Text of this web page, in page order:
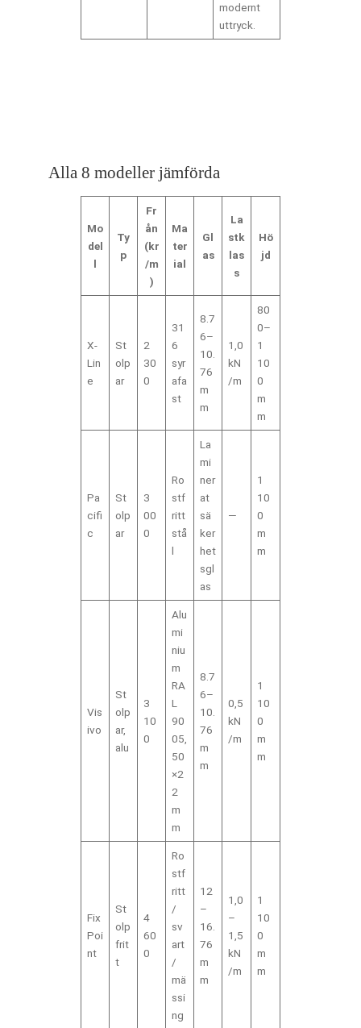
modernt
uttryck.
Alla 8 modeller jämförda
Mo
del
l
Ty
p
Fr
ån
(kr
/m
)
Ma
ter
ial
Gl
as
La
stk
las
s
Hö
jd
X-
Lin
e
St
olp
ar
2
30
0
31
6
syr
afa
st
8.7
6–
10.
76
m
m
1,0
kN
/m
80
0–
1
10
0
m
m
Pa
cifi
c
St
olp
ar
3
00
0
Ro
stf
ritt
stå
l
La
mi
ner
at
sä
ker
het
sgl
as
—
1
10
0
m
m
Vis
ivo
St
olp
ar,
alu
3
10
0
Alu
mi
niu
m
RA
L
90
05,
50
×2
2
m
m
8.7
6–
10.
76
m
m
0,5
kN
/m
1
10
0
m
m
Fix
Poi
nt
St
olp
frit
t
4
60
0
Ro
stf
ritt
/
sv
art
/
mä
ssi
ng
12
–
16.
76
m
m
1,0
–
1,5
kN
/m
1
10
0
m
m